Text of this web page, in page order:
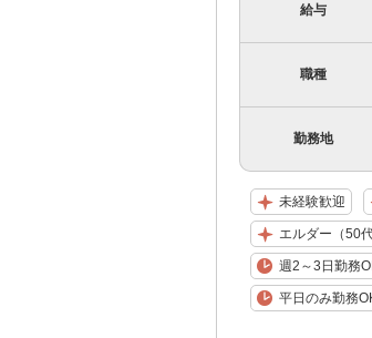
給与
職種
勤務地
未経験歓迎
エルダー（50
週2～3日勤務
平日のみ勤務